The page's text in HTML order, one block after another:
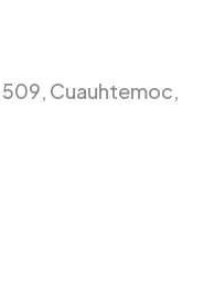
509, Cuauhtemoc,